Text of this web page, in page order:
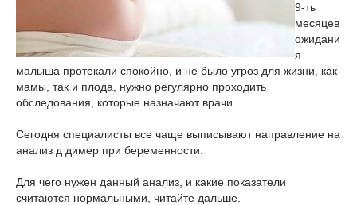
9-ть
месяцев
ожидани
я
малыша протекали спокойно, и не было угроз для жизни, как
мамы, так и плода, нужно регулярно проходить
обследования, которые назначают врачи.
Сегодня специалисты все чаще выписывают направление на
анализ д димер при беременности.
Для чего нужен данный анализ, и какие показатели
считаются нормальными, читайте дальше.